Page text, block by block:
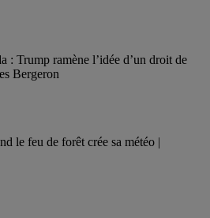
: Trump ramène l’idée d’un droit de
Bergeron
le feu de forêt crée sa météo |